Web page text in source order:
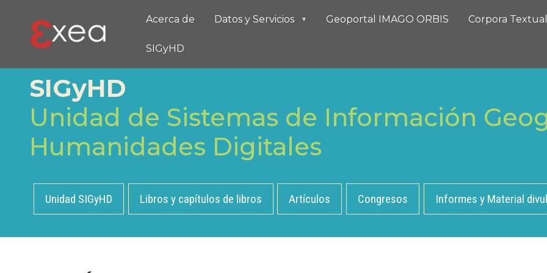
Pasar al contenido principal
Acerca de Datos y Servicios Geoportal IMAGO ORBIS Corpora
SIGyHD
SIGyHD
Unidad de Sistemas de Información
Humanidades Digitales
Unidad SIGyHD Libros y capítulos de libros Artículos Congresos Informes y Material